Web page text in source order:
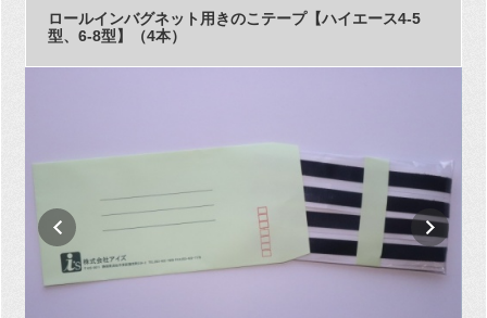
ロールインバグネット用きのこテープ【ハイエース4-5
型、6-8型】（4本）